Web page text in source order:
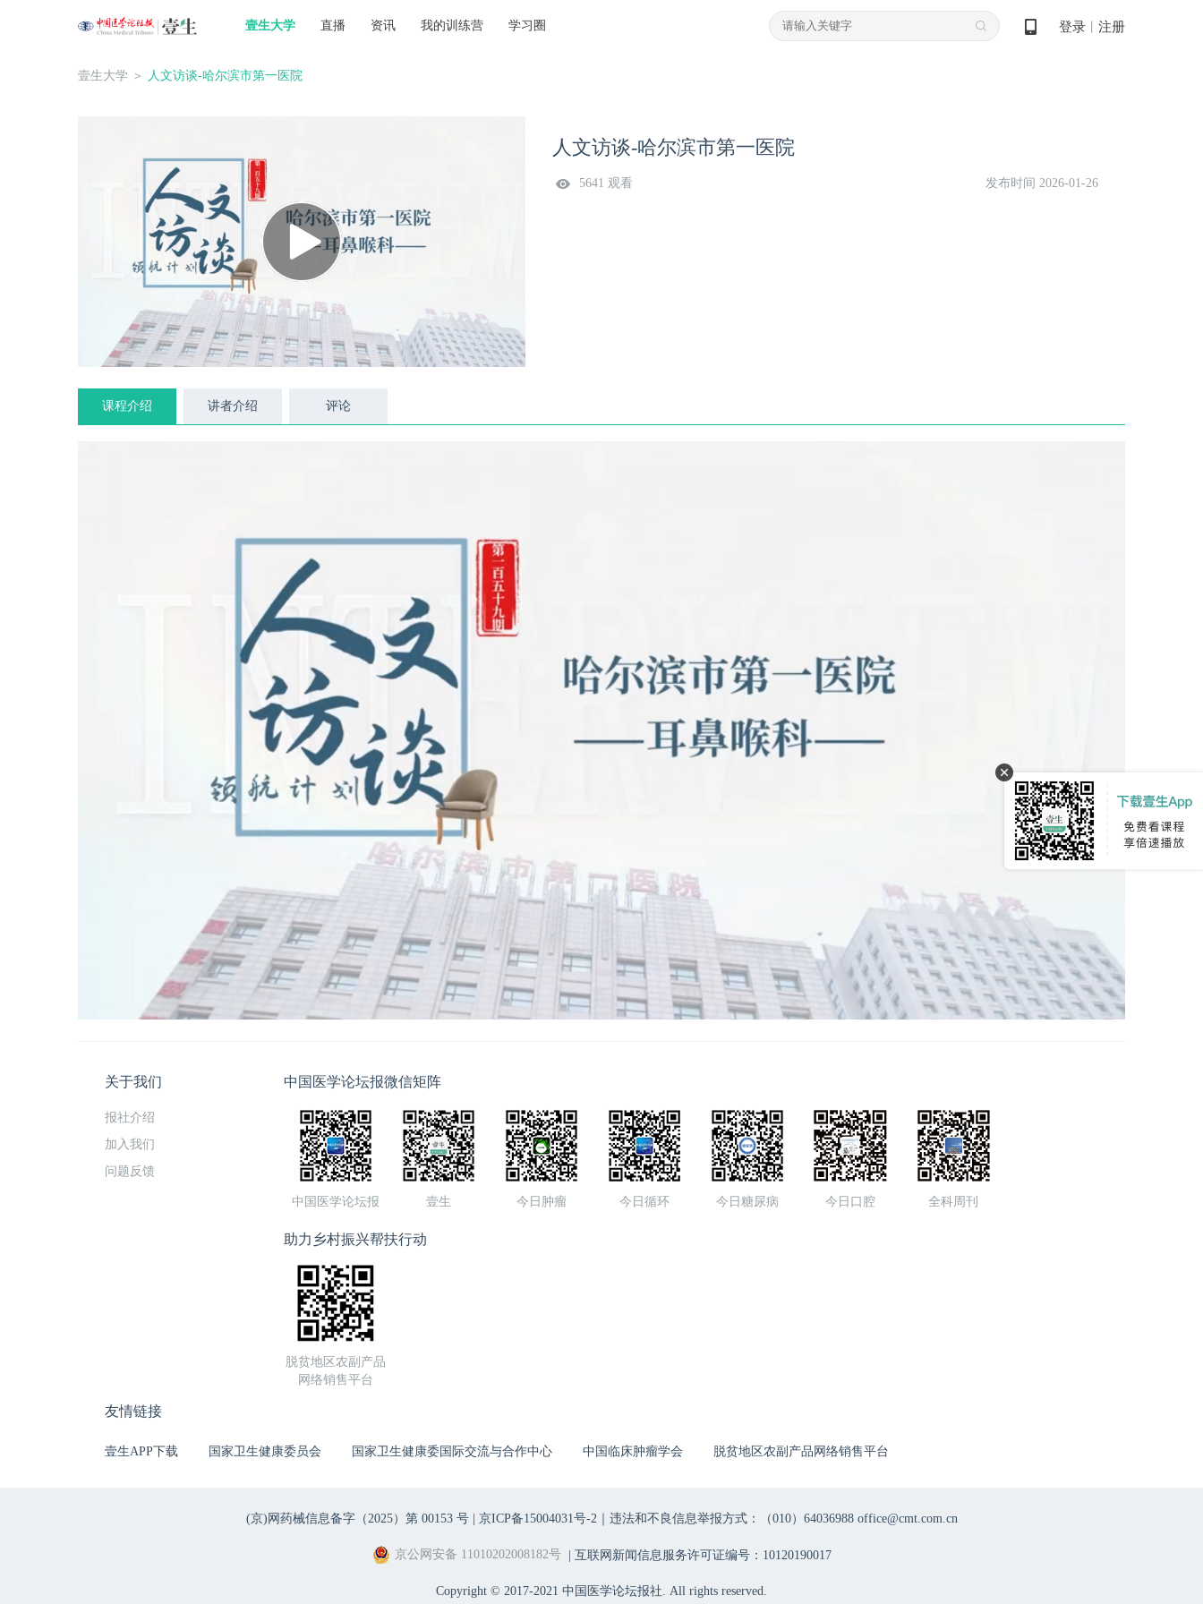
壹生大学 直播 资讯 我的训练营 学习圈 登录 注册
壹生大学 ＞ 人文访谈-哈尔滨市第一医院
人文访谈-哈尔滨市第一医院
5641 观看 发布时间 2026-01-26
课程介绍 讲者介绍 评论
关于我们
报社介绍
加入我们
问题反馈
中国医学论坛报微信矩阵
中国医学论坛报 壹生 今日肿瘤 今日循环 今日糖尿病 今日口腔 全科周刊
助力乡村振兴帮扶行动
脱贫地区农副产品
网络销售平台
友情链接
壹生APP下载 国家卫生健康委员会 国家卫生健康委国际交流与合作中心 中国临床肿瘤学会 脱贫地区农副产品网络销售平台
(京)网药械信息备字（2025）第 00153 号 | 京ICP备15004031号-2 ｜违法和不良信息举报方式：（010）64036988 office@cmt.com.cn
京公网安备 11010202008182号| 互联网新闻信息服务许可证编号：10120190017
Copyright © 2017-2021 中国医学论坛报社. All rights reserved.